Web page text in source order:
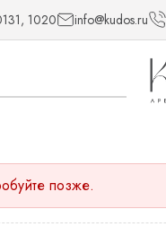
1020 info@kudos.ru
позже.